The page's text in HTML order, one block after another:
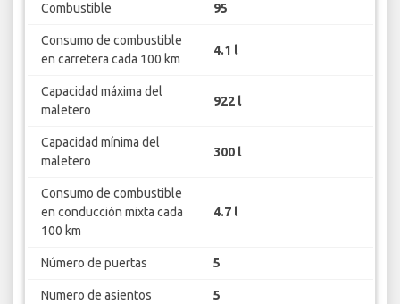
Combustible 95
Consumo de combustible
en carretera cada 100 km
4.1 l
Capacidad máxima del
maletero
922 l
Capacidad mínima del
maletero
300 l
Consumo de combustible
en conducción mixta cada
100 km
4.7 l
Número de puertas 5
Numero de asientos 5